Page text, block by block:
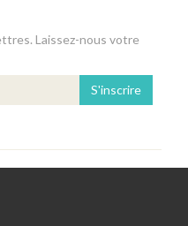
Laissez-nous votre
S'inscrire